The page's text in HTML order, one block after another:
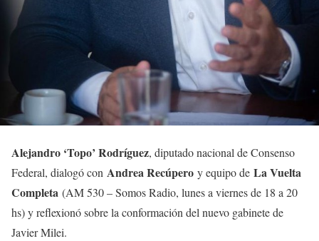
Alejandro ‘Topo’ Rodríguez, diputado nacional de Consenso
Federal, dialogó con Andrea Recúpero y equipo de La Vuelta
Completa (AM 530 – Somos Radio, lunes a viernes de 18 a 20
hs) y reflexionó sobre la conformación del nuevo gabinete de
Javier Milei.